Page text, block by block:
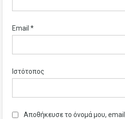
Email *
Ιστότοπος
Αποθήκευσε το όνομά μου,